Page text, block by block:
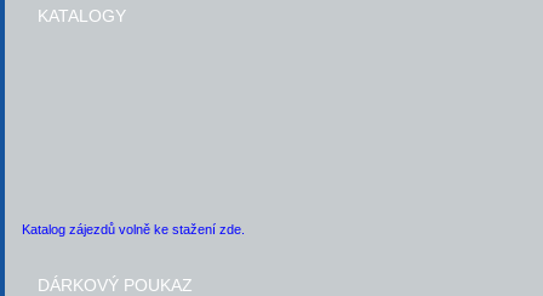
KATALOGY
Katalog zájezdů volně ke stažení zde.
DÁRKOVÝ POUKAZ